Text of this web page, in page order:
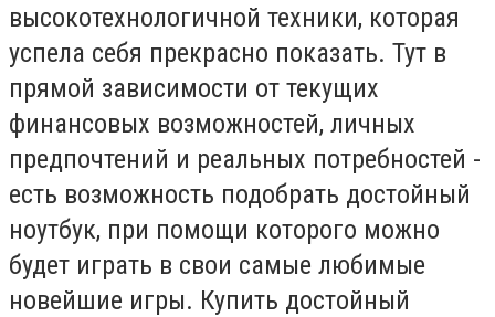
высокотехнологичной техники, которая
успела себя прекрасно показать. Тут в
прямой зависимости от текущих
финансовых возможностей, личных
предпочтений и реальных потребностей -
есть возможность подобрать достойный
ноутбук, при помощи которого можно
будет играть в свои самые любимые
новейшие игры. Купить достойный